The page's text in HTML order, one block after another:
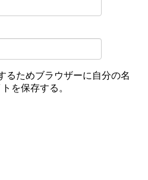
るためブラウザーに自分の名
を保存する。